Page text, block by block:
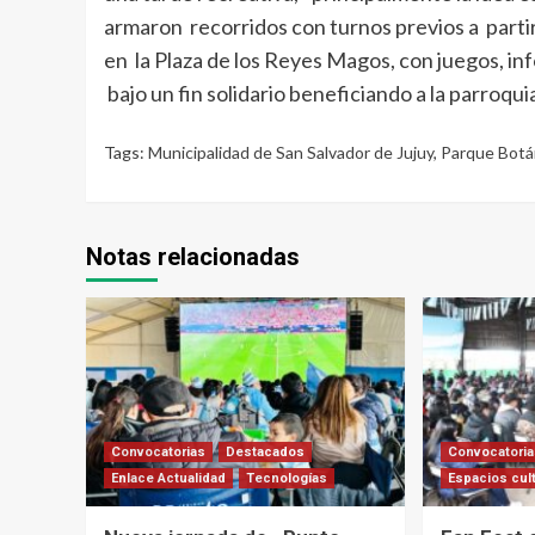
armaron recorridos con turnos previos a
en la Plaza de los Reyes Magos, con juegos,
bajo un fin solidario beneficiando a la
Tags: Municipalidad de San Salvador de Jujuy, Parque
Notas relacionadas
Convocatorias
Destacados
Enlace Actualidad
Tecnologías
Espacios